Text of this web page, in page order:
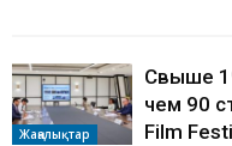
Жаңалықтар
Свыше
чем 90
Film